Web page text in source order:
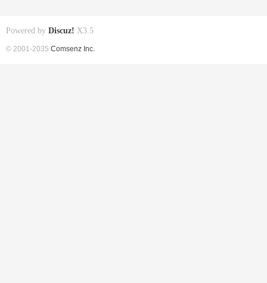
Powered by Discuz! X3.5
© 2001-2035 Comsenz Inc.